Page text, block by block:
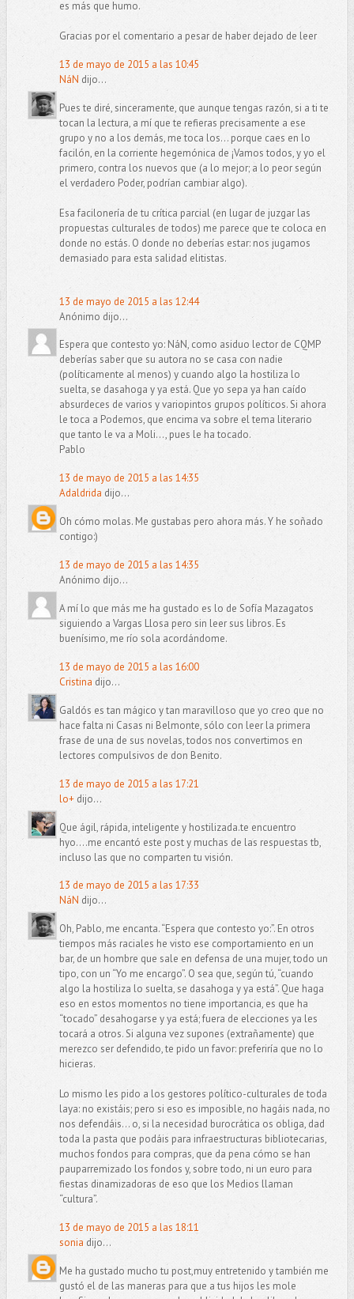
es más que humo.
Gracias por el comentario a pesar de haber dejado de leer
13 de mayo de 2015 a las 10:45
NáN dijo...
Pues te diré, sinceramente, que aunque tengas razón, si a ti te
tocan la lectura, a mí que te refieras precisamente a ese
grupo y no a los demás, me toca los... porque caes en lo
facilón, en la corriente hegemónica de ¡Vamos todos, y yo el
primero, contra los nuevos que (a lo mejor; a lo peor según
el verdadero Poder, podrían cambiar algo).
Esa facilonería de tu crítica parcial (en lugar de juzgar las
propuestas culturales de todos) me parece que te coloca en
donde no estás. O donde no deberías estar: nos jugamos
demasiado para esta salidad elitistas.
13 de mayo de 2015 a las 12:44
Anónimo dijo...
Espera que contesto yo: NáN, como asiduo lector de CQMP
deberías saber que su autora no se casa con nadie
(políticamente al menos) y cuando algo la hostiliza lo
suelta, se dasahoga y ya está. Que yo sepa ya han caído
absurdeces de varios y variopintos grupos políticos. Si ahora
le toca a Podemos, que encima va sobre el tema literario
que tanto le va a Moli..., pues le ha tocado.
Pablo
13 de mayo de 2015 a las 14:35
Adaldrida dijo...
Oh cómo molas. Me gustabas pero ahora más. Y he soñado
contigo:)
13 de mayo de 2015 a las 14:35
Anónimo dijo...
A mí lo que más me ha gustado es lo de Sofía Mazagatos
siguiendo a Vargas Llosa pero sin leer sus libros. Es
buenísimo, me río sola acordándome.
13 de mayo de 2015 a las 16:00
Cristina dijo...
Galdós es tan mágico y tan maravilloso que yo creo que no
hace falta ni Casas ni Belmonte, sólo con leer la primera
frase de una de sus novelas, todos nos convertimos en
lectores compulsivos de don Benito.
13 de mayo de 2015 a las 17:21
lo+dijo...
Que ágil, rápida, inteligente y hostilizada.te encuentro
hyo....me encantó este post y muchas de las respuestas tb,
incluso las que no comparten tu visión.
13 de mayo de 2015 a las 17:33
NáN dijo...
Oh, Pablo, me encanta. “Espera que contesto yo:”. En otros
tiempos más raciales he visto ese comportamiento en un
bar, de un hombre que sale en defensa de una mujer, todo un
tipo, con un “Yo me encargo”. O sea que, según tú, “cuando
algo la hostiliza lo suelta, se dasahoga y ya está”. Que haga
eso en estos momentos no tiene importancia, es que ha
“tocado” desahogarse y ya está; fuera de elecciones ya les
tocará a otros. Si alguna vez supones (extrañamente) que
merezco ser defendido, te pido un favor: preferiría que no lo
hicieras.
Lo mismo les pido a los gestores político-culturales de toda
laya: no existáis; pero si eso es imposible, no hagáis nada, no
nos defendáis... o, si la necesidad burocrática os obliga, dad
toda la pasta que podáis para infraestructuras bibliotecarias,
muchos fondos para compras, que da pena cómo se han
pauparremizado los fondos y, sobre todo, ni un euro para
fiestas dinamizadoras de eso que los Medios llaman
“cultura”.
13 de mayo de 2015 a las 18:11
sonia dijo...
Me ha gustado mucho tu post,muy entretenido y también me
gustó el de las maneras para que a tus hijos les mole